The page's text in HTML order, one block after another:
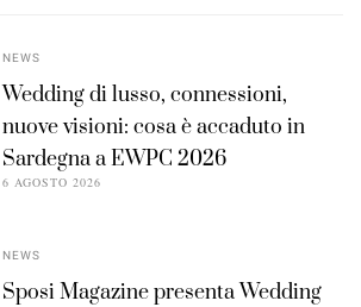
NEWS
Wedding di lusso, connessioni,
nuove visioni: cosa è accaduto in
Sardegna a EWPC 2026
6 AGOSTO 2026
NEWS
Sposi Magazine presenta Wedding